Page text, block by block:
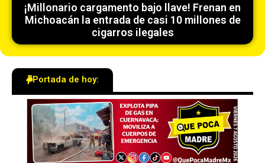
¡Millonario cargamento bajo llave! Frenan en
Michoacán la entrada de casi 10 millones de
cigarros ilegales
Portada de hoy: